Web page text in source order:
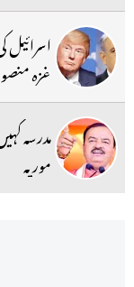
غزہ
مدرسہ
موریہ